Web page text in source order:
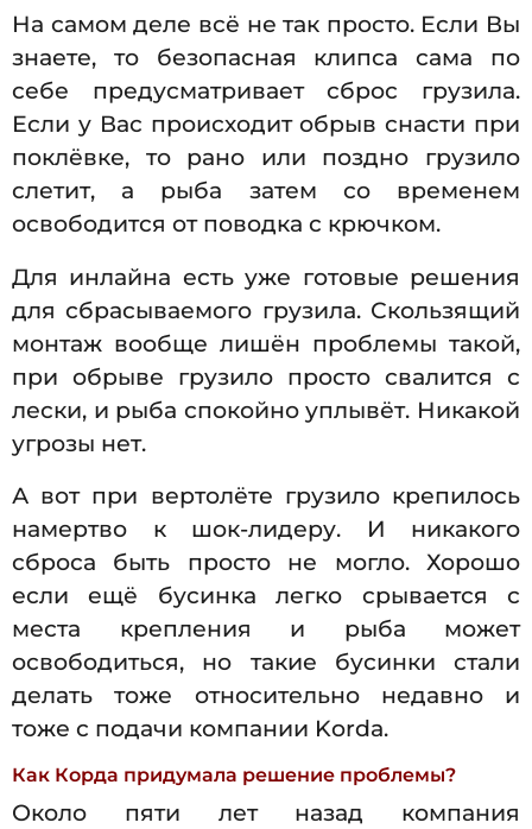
На самом деле всё не так просто. Если Вы
знаете, то безопасная клипса сама по
себе предусматривает сброс грузила.
Если у Вас происходит обрыв снасти при
поклёвке, то рано или поздно грузило
слетит, а рыба затем со временем
освободится от поводка с крючком.
Для инлайна есть уже готовые решения
для сбрасываемого грузила. Скользящий
монтаж вообще лишён проблемы такой,
при обрыве грузило просто свалится с
лески, и рыба спокойно уплывёт. Никакой
угрозы нет.
А вот при вертолёте грузило крепилось
намертво к шок-лидеру. И никакого
сброса быть просто не могло. Хорошо
если ещё бусинка легко срывается с
места крепления и рыба может
освободиться, но такие бусинки стали
делать тоже относительно недавно и
тоже с подачи компании Korda.
Как Корда придумала решение проблемы?
Около пяти лет назад компания